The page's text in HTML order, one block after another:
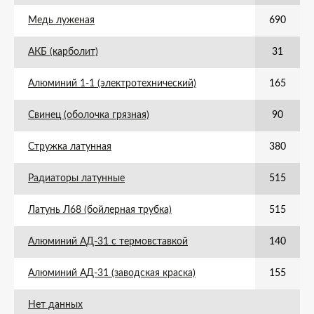
Медь луженая 690
АКБ (карболит) 31
Алюминий 1-1 (электротехнический) 165
Свинец (оболочка грязная) 90
Стружка латунная 380
Радиаторы латунные 515
Латунь Л68 (бойлерная трубка) 515
Алюминий АД-31 с термовставкой 140
Алюминий АД-31 (заводская краска) 155
Нет данных